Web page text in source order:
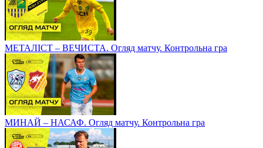
МЕТАЛІСТ – ВЕЧИСТА. Огляд матчу. Контрольна гра
МИНАЙ – НАСАФ. Огляд матчу. Контрольна гра